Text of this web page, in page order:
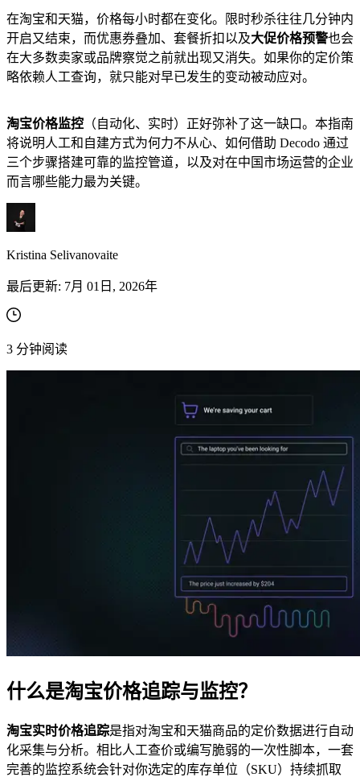
动，并获取我们团队的最新动态。
GitHub
在您的项目中探索我们解决方案与第三方工具的高
GitHub
在您的项目中探索我们解决方案与第三方工具的高
在淘宝和天猫，价格每小时都在变化。限时秒杀往往几分钟内
开启又结束，而优惠券叠加、套餐折扣以及大促价格预警也会
在大多数卖家或品牌察觉之前就出现又消失。如果你的定价策
略依赖人工查询，就只能对早已发生的变动被动应对。
淘宝价格监控 （自动化、实时）正好弥补了这一缺口。本指南
将说明人工和自建方式为何力不从心、如何借助 Decodo 通过
三个步骤搭建可靠的监控管道，以及对在中国市场运营的企业
而言哪些能力最为关键。
Kristina Selivanovaite
最后更新: 7月 01日, 2026年
3 分钟阅读
什么是淘宝价格追踪与监控？
淘宝实时价格追踪是指对淘宝和天猫商品的定价数据进行自动
化采集与分析。相比人工查价或编写脆弱的一次性脚本，一套
完善的监控系统会针对你选定的库存单位（SKU）持续抓取